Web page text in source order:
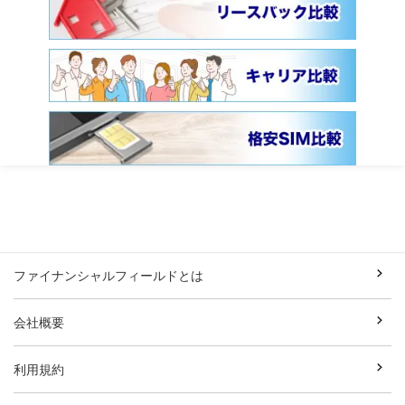
ファイナンシャルフィールドとは
会社概要
利用規約